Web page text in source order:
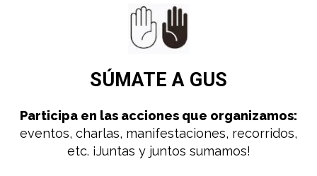
SÚMATEA GUS
Participa en las acciones que organizamos:
eventos, charlas, manifestaciones, recorridos,
etc. ¡Juntas y juntos sumamos!